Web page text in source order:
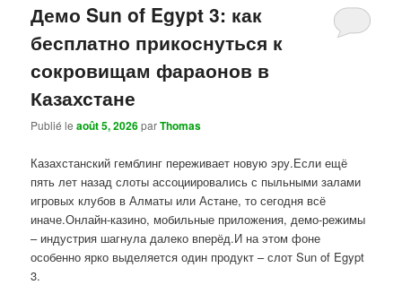
Демо Sun of Egypt 3: как
бесплатно прикоснуться к
сокровищам фараонов в
Казахстане
Publié leaoût 5, 2026parThomas
Казахстанский гемблинг переживает новую эру.Если ещё
пять лет назад слоты ассоциировались с пыльными залами
игровых клубов в Алматы или Астане, то сегодня всё
иначе.Онлайн-казино, мобильные приложения, демо-режимы
– индустрия шагнула далеко вперёд.И на этом фоне
особенно ярко выделяется один продукт – слот Sun of Egypt
3.